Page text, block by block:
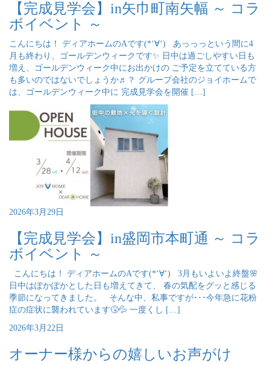
【完成見学会】in矢巾町南矢幅 ～ コラ
ボイベント ～
こんにちは！ ディアホームのAです(*‘∀‘) あっっっという間に4
月も終わり、ゴールデンウィークです✨ 日中は過ごしやすい日も
増え、ゴールデンウィーク中にお出かけの ご予定を立てている方
も多いのではないでしょうか♬？ グループ会社のジョイホームで
は、ゴールデンウィーク中に 完成見学会を開催 […]
2026年3月29日
【完成見学会】in盛岡市本町通 ～ コラ
ボイベント ～
こんにちは！ ディアホームのAです(*‘∀‘) 3月もいよいよ終盤🌸
日中はぽかぽかとした日も増えてきて、 春の気配をグッと感じる
季節になってきました。 そんな中、私事ですが･･･今年急に花粉
症の症状に襲われています🤧💦 一度くし […]
2026年3月22日
オーナー様からの嬉しいお声がけ